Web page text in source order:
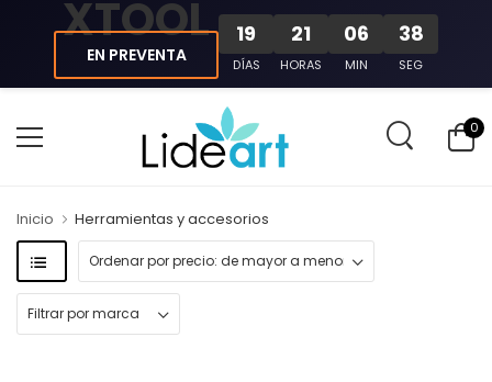
XTOOL
EN PREVENTA
19
DÍAS
21
HORAS
06
MIN
37
SEG
0
Inicio Herramientas y accesorios